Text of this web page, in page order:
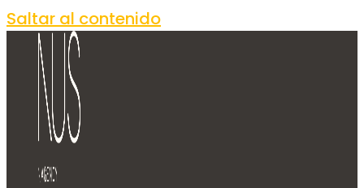
Saltar al contenido